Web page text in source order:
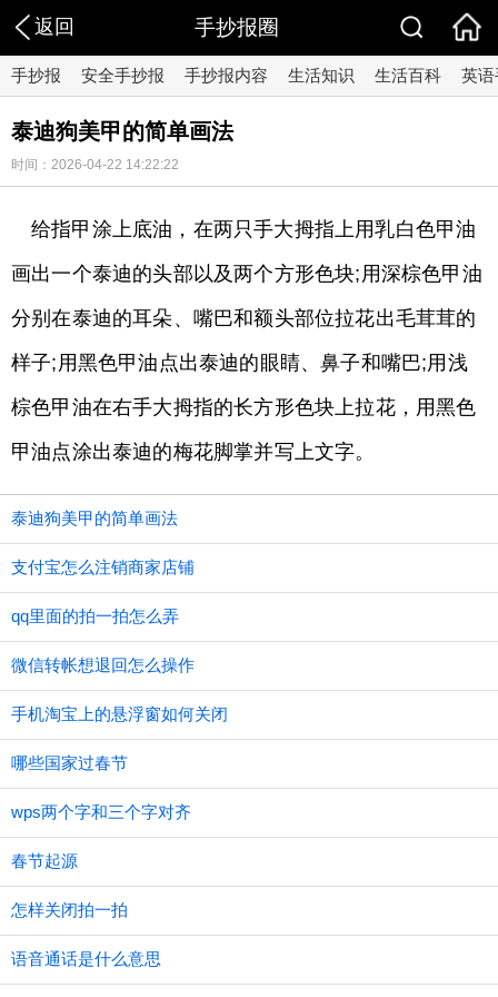
返回 手抄报圈
手抄报 安全手抄报 手抄报内容 生活知识 生活百科 英
泰迪狗美甲的简单画法
时间：2026-04-22 14:22:22
给指甲涂上底油，在两只手大拇指上用乳白色甲油
画出一个泰迪的头部以及两个方形色块;用深棕色甲油
分别在泰迪的耳朵、嘴巴和额头部位拉花出毛茸茸的
样子;用黑色甲油点出泰迪的眼睛、鼻子和嘴巴;用浅
棕色甲油在右手大拇指的长方形色块上拉花，用黑色
甲油点涂出泰迪的梅花脚掌并写上文字。
泰迪狗美甲的简单画法
支付宝怎么注销商家店铺
qq里面的拍一拍怎么弄
微信转帐想退回怎么操作
手机淘宝上的悬浮窗如何关闭
哪些国家过春节
wps两个字和三个字对齐
春节起源
怎样关闭拍一拍
语音通话是什么意思